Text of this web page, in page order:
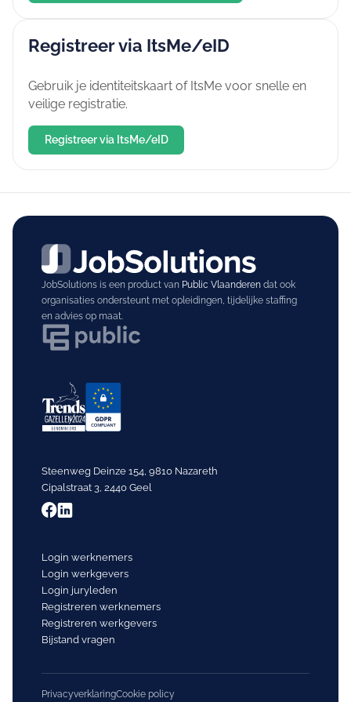
Registreer via ItsMe/eID
Gebruik je identiteitskaart of ItsMe voor snelle en
veilige registratie.
Registreer via ItsMe/eID
JobSolutions is een product van Public Vlaanderendat ook
organisaties ondersteunt met opleidingen, tijdelijke staffing
en advies op maat.
Steenweg Deinze 154, 9810 Nazareth
Cipalstraat 3, 2440 Geel
Login werknemers
Login werkgevers
Login juryleden
Registreren werknemers
Registreren werkgevers
Bijstand vragen
PrivacyverklaringCookie policy